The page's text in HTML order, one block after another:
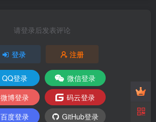
请登录后发表评论
登录 注册
QQ登录
微信登录
微博登录
码云登录
百度登录
GitHub登录